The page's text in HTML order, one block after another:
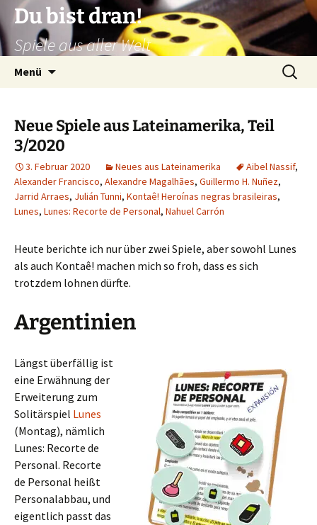
Zum
Inhalt
springen
Du bist dran!
Spiele aus aller Welt
Menü
Suchen
nach:
Neue Spiele aus Lateinamerika, Teil
3/2020
3. Februar 2020 Neues aus Lateinamerika Aibel Nassif,
Alexander Francisco, Alexandre Magalhães, Guillermo H. Nuñez,
Jarrid Arraes, Julián Tunni, Kontaê! Heroínas negras brasileiras,
Lunes, Lunes: Recorte de Personal, Nahuel Carrón
Heute berichte ich nur über zwei Spiele, aber sowohl Lunes
als auch Kontaê! machen mich so froh, dass es sich
trotzdem lohnen dürfte.
Argentinien
Längst überfällig ist
eine Erwähnung der
Erweiterung zum
Solitärspiel Lunes
(Montag), nämlich
Lunes: Recorte de
Personal. Recorte
de Personal heißt
Personalabbau, und
eigentlich passt das